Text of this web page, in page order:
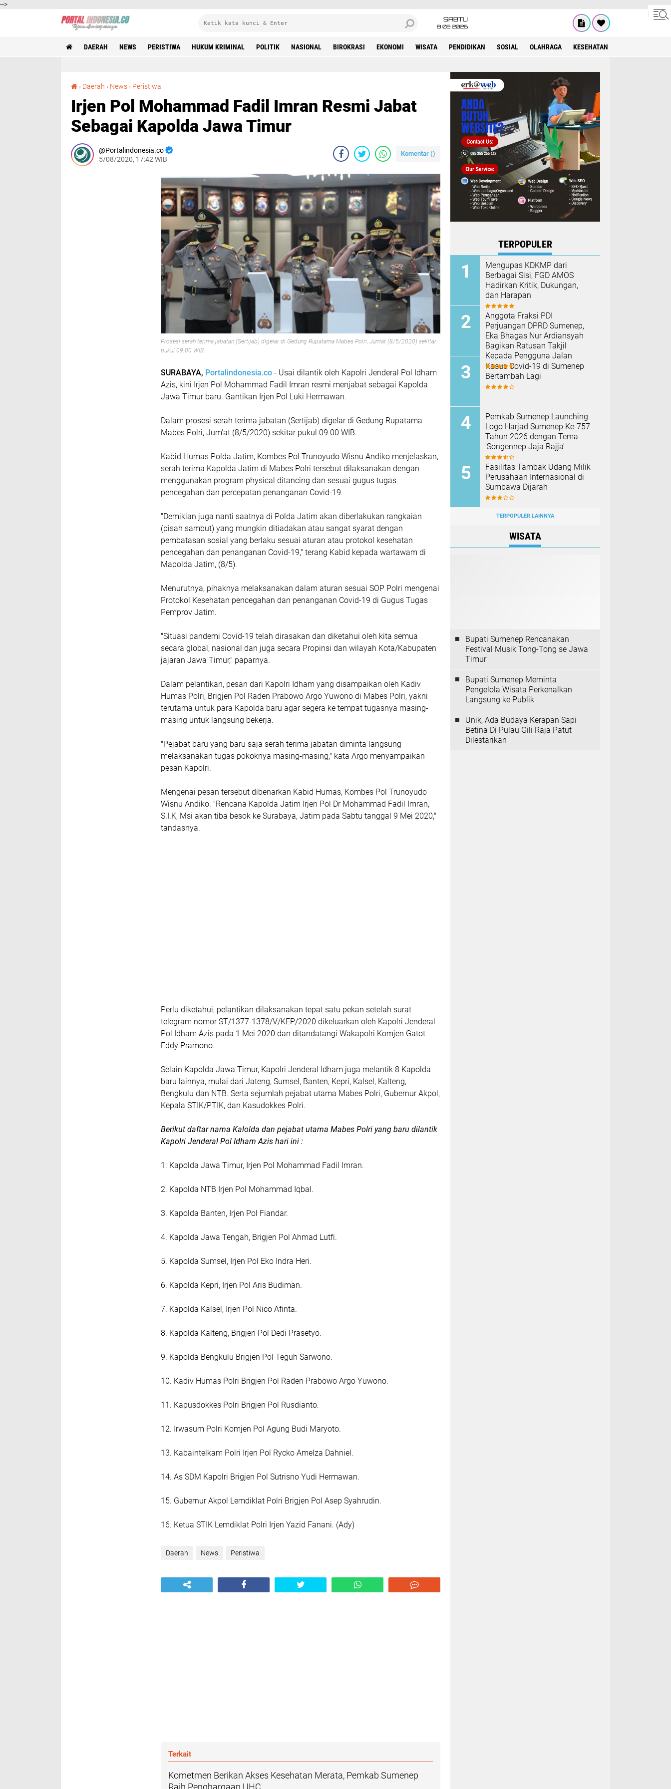
-->
SABTU
8 08 2026
DAERAH NEWS PERISTIWA HUKUM KRIMINAL POLITIK NASIONAL BIROKRASI EKONOMI WISATA PENDIDIKAN SOSIAL OLAHRAGA KESEHATAN
› Daerah › News › Peristiwa
Irjen Pol Mohammad Fadil Imran Resmi Jabat
Sebagai Kapolda Jawa Timur
Portalindonesia.co
5/08/2020, 17:42 WIB
Komentar ()
Prosesi serah terima jabatan (Sertijab) digelar di Gedung Rupatama Mabes Polri, Jum'at (8/5/2020) sekitar
pukul 09.00 WIB.
SURABAYA, Portalindonesia.co - Usai dilantik oleh Kapolri Jenderal Pol Idham
Azis, kini Irjen Pol Mohammad Fadil Imran resmi menjabat sebagai Kapolda
Jawa Timur baru. Gantikan Irjen Pol Luki Hermawan.
Dalam prosesi serah terima jabatan (Sertijab) digelar di Gedung Rupatama
Mabes Polri, Jum'at (8/5/2020) sekitar pukul 09.00 WIB.
Kabid Humas Polda Jatim, Kombes Pol Trunoyudo Wisnu Andiko menjelaskan,
serah terima Kapolda Jatim di Mabes Polri tersebut dilaksanakan dengan
menggunakan program physical ditancing dan sesuai gugus tugas
pencegahan dan percepatan penanganan Covid-19.
"Demikian juga nanti saatnya di Polda Jatim akan diberlakukan rangkaian
(pisah sambut) yang mungkin ditiadakan atau sangat syarat dengan
pembatasan sosial yang berlaku sesuai aturan atau protokol kesehatan
pencegahan dan penanganan Covid-19," terang Kabid kepada wartawam di
Mapolda Jatim, (8/5).
Menurutnya, pihaknya melaksanakan dalam aturan sesuai SOP Polri mengenai
Protokol Kesehatan pencegahan dan penanganan Covid-19 di Gugus Tugas
Pemprov Jatim.
"Situasi pandemi Covid-19 telah dirasakan dan diketahui oleh kita semua
secara global, nasional dan juga secara Propinsi dan wilayah Kota/Kabupaten
jajaran Jawa Timur," paparnya.
Dalam pelantikan, pesan dari Kapolri Idham yang disampaikan oleh Kadiv
Humas Polri, Brigjen Pol Raden Prabowo Argo Yuwono di Mabes Polri, yakni
terutama untuk para Kapolda baru agar segera ke tempat tugasnya masing-
masing untuk langsung bekerja.
"Pejabat baru yang baru saja serah terima jabatan diminta langsung
melaksanakan tugas pokoknya masing-masing," kata Argo menyampaikan
pesan Kapolri.
Mengenai pesan tersebut dibenarkan Kabid Humas, Kombes Pol Trunoyudo
Wisnu Andiko. "Rencana Kapolda Jatim Irjen Pol Dr Mohammad Fadil Imran,
S.I.K, Msi akan tiba besok ke Surabaya, Jatim pada Sabtu tanggal 9 Mei 2020,"
tandasnya.
Perlu diketahui, pelantikan dilaksanakan tepat satu pekan setelah surat
telegram nomor ST/1377-1378/V/KEP/2020 dikeluarkan oleh Kapolri Jenderal
Pol Idham Azis pada 1 Mei 2020 dan ditandatangi Wakapolri Komjen Gatot
Eddy Pramono.
Selain Kapolda Jawa Timur, Kapolri Jenderal Idham juga melantik 8 Kapolda
baru lainnya, mulai dari Jateng, Sumsel, Banten, Kepri, Kalsel, Kalteng,
Bengkulu dan NTB. Serta sejumlah pejabat utama Mabes Polri, Gubernur Akpol,
Kepala STIK/PTIK, dan Kasudokkes Polri.
Berikut daftar nama Kalolda dan pejabat utama Mabes Polri yang baru dilantik
Kapolri Jenderal Pol Idham Azis hari ini :
1. Kapolda Jawa Timur, Irjen Pol Mohammad Fadil Imran.
2. Kapolda NTB Irjen Pol Mohammad Iqbal.
3. Kapolda Banten, Irjen Pol Fiandar.
4. Kapolda Jawa Tengah, Brigjen Pol Ahmad Lutfi.
5. Kapolda Sumsel, Irjen Pol Eko Indra Heri.
6. Kapolda Kepri, Irjen Pol Aris Budiman.
7. Kapolda Kalsel, Irjen Pol Nico Afinta.
8. Kapolda Kalteng, Brigjen Pol Dedi Prasetyo.
9. Kapolda Bengkulu Brigjen Pol Teguh Sarwono.
10. Kadiv Humas Polri Brigjen Pol Raden Prabowo Argo Yuwono.
11. Kapusdokkes Polri Brigjen Pol Rusdianto.
12. Irwasum Polri Komjen Pol Agung Budi Maryoto.
13. Kabaintelkam Polri Irjen Pol Rycko Amelza Dahniel.
14. As SDM Kapolri Brigjen Pol Sutrisno Yudi Hermawan.
15.‎ Gubernur Akpol Lemdiklat Polri Brigjen Pol Asep Syahrudin.
16. Ketua STIK Lemdiklat Polri Irjen Yazid Fanani. (Ady)
Daerah News Peristiwa
Terkait
Kometmen Berikan Akses Kesehatan Merata, Pemkab Sumenep
Raih Penghargaan UHC
TERPOPULER
Mengupas KDKMP dari
Berbagai Sisi, FGD AMOS
Hadirkan Kritik, Dukungan,
dan Harapan
Anggota Fraksi PDI
Perjuangan DPRD Sumenep,
Eka Bhagas Nur Ardiansyah
Bagikan Ratusan Takjil
Kepada Pengguna Jalan
Kasus Covid-19 di Sumenep
Bertambah Lagi
Pemkab Sumenep Launching
Logo Harjad Sumenep Ke-757
Tahun 2026 dengan Tema
'Songennep Jaja Rajja'
Fasilitas Tambak Udang Milik
Perusahaan Internasional di
Sumbawa Dijarah
TERPOPULER LAINNYA
WISATA
Bupati Sumenep Rencanakan
Festival Musik Tong-Tong se Jawa
Timur
Bupati Sumenep Meminta
Pengelola Wisata Perkenalkan
Langsung ke Publik
Unik, Ada Budaya Kerapan Sapi
Betina Di Pulau Gili Raja Patut
Dilestarikan